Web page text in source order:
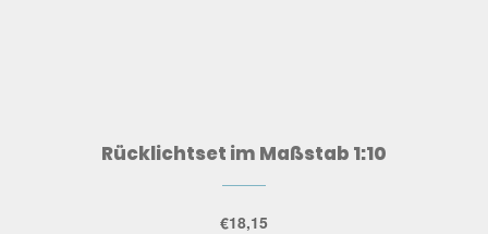
Rücklichtset im Maßstab 1:10
€18,15